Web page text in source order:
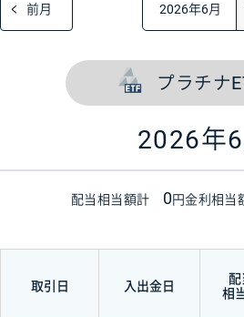
前月
プラチナ
2026年6
配当相当額計 0円金利相当
取引日 入出金日
配
相